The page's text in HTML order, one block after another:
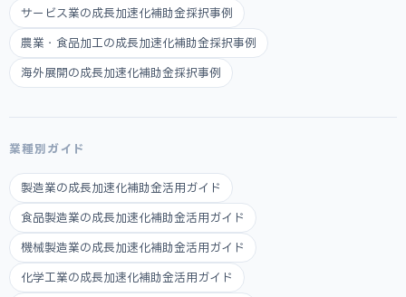
サービス業の成長加速化補助金採択事例
農業・食品加工の成長加速化補助金採択事例
海外展開の成長加速化補助金採択事例
業種別ガイド
製造業の成長加速化補助金活用ガイド
食品製造業の成長加速化補助金活用ガイド
機械製造業の成長加速化補助金活用ガイド
化学工業の成長加速化補助金活用ガイド